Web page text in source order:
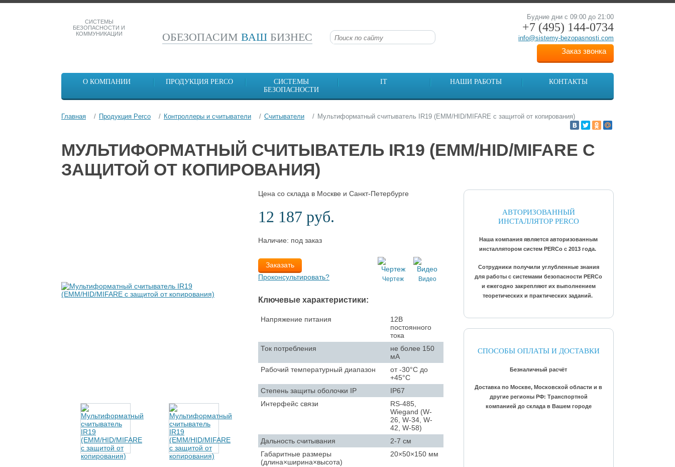
СИСТЕМЫ
БЕЗОПАСНОСТИ И
КОММУНИКАЦИИ
ОБЕЗОПАСИМ ВАШ БИЗНЕС
Будние дни с 09:00 до 21:00
+7 (495) 144-0734
info@sistemy-bezopasnosti.com
Заказ звонка
О КОМПАНИИ ПРОДУКЦИЯ PERCO
СИСТЕМЫ
БЕЗОПАСНОСТИ
IT НАШИ РАБОТЫ КОНТАКТЫ
Главная Продукция Perco Контроллеры и считыватели Считыватели Мультиформатный считыватель IR19 (EMM/HID/MIFARE с защитой от копирования)
МУЛЬТИФОРМАТНЫЙ СЧИТЫВАТЕЛЬ IR19 (EMM/HID/MIFARE С
ЗАЩИТОЙ ОТ КОПИРОВАНИЯ)
Цена со склада в Москве и Санкт-Петербурге
12 187 руб.
Наличие: под заказ
Заказать
Проконсультировать?
Чертеж Видео
Ключевые характеристики:
Напряжение питания
12В
постоянного
тока
Ток потребления
не более 150
мА
Рабочий температурный диапазон
от -30°C до
+45°C
Степень защиты оболочки IP
IP67
Интерфейс связи
RS-485,
Wiegand (W-
26, W-34, W-
42, W-58)
Дальность считывания
2-7 см
Габаритные размеры
(длина×ширина×высота)
20×50×150 мм
АВТОРИЗОВАННЫЙ
ИНСТАЛЛЯТОР PERCO
Наша компания является авторизованным
инсталлятором систем PERCo с 2013 года.
Сотрудники получили углубленные знания
для работы с системами безопасности PERCo
и ежегодно закрепляют их выполнением
теоретических и практических заданий.
СПОСОБЫ ОПЛАТЫ И ДОСТАВКИ
Безналичный расчёт
Доставка по Москве, Московской области и в
другие регионы РФ: Транспортной
компанией до склада в Вашем городе